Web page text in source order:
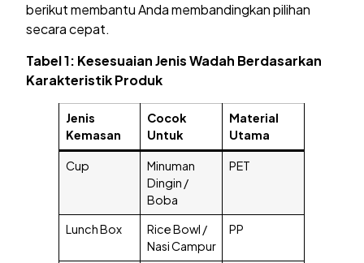
berikut membantu Anda membandingkan pilihan
secara cepat.
Tabel 1: Kesesuaian Jenis Wadah Berdasarkan
Karakteristik Produk
Jenis
Kemasan
Cocok
Untuk
Material
Utama
Cup
Minuman
Dingin /
Boba
PET
Lunch Box
Rice Bowl /
Nasi Campur
PP